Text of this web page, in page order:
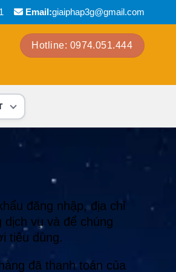
Email:giaiphap3g@gmail.com
Hotline: 0974.051.444
đăng nhập, địa chỉ
vụ và để chúng
tiêu dùng.
đã thanh toán của